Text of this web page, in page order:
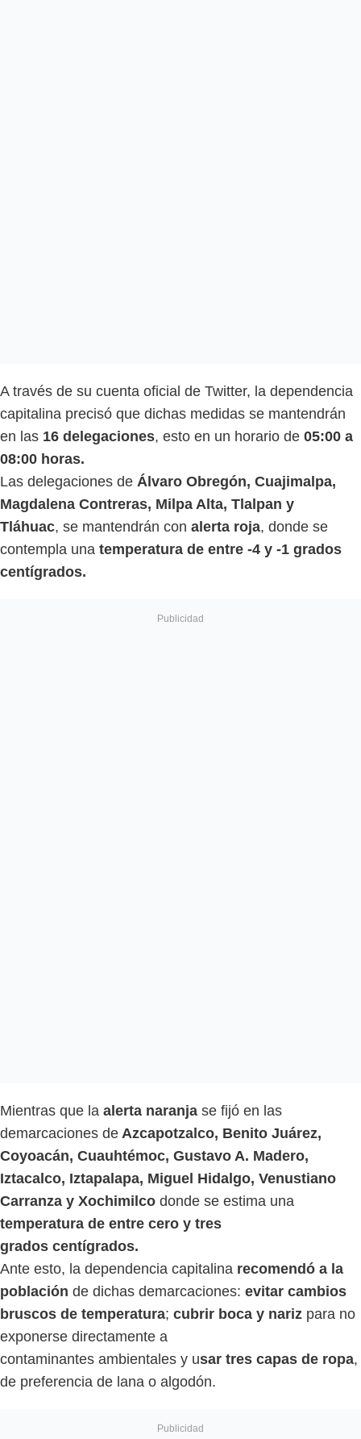
A través de su cuenta oficial de Twitter, la dependencia
capitalina precisó que dichas medidas se mantendrán
en las 16 delegaciones, esto en un horario de 05:00 a
08:00 horas.
Las delegaciones de Álvaro Obregón, Cuajimalpa,
Magdalena Contreras, Milpa Alta, Tlalpan y
Tláhuac, se mantendrán con alerta roja, donde se
contempla una temperatura de entre -4 y -1 grados
centígrados.
Mientras que la alerta naranja se fijó en las
demarcaciones de Azcapotzalco, Benito Juárez,
Coyoacán, Cuauhtémoc, Gustavo A. Madero,
Iztacalco, Iztapalapa, Miguel Hidalgo, Venustiano
Carranza y Xochimilco donde se estima una
temperatura de entre cero y tres
grados centígrados.
Ante esto, la dependencia capitalina recomendó a la
población de dichas demarcaciones: evitar cambios
bruscos de temperatura; cubrir boca y nariz para no
exponerse directamente a
contaminantes ambientales y usar tres capas de ropa,
de preferencia de lana o algodón.